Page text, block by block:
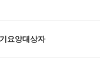
요양대상자